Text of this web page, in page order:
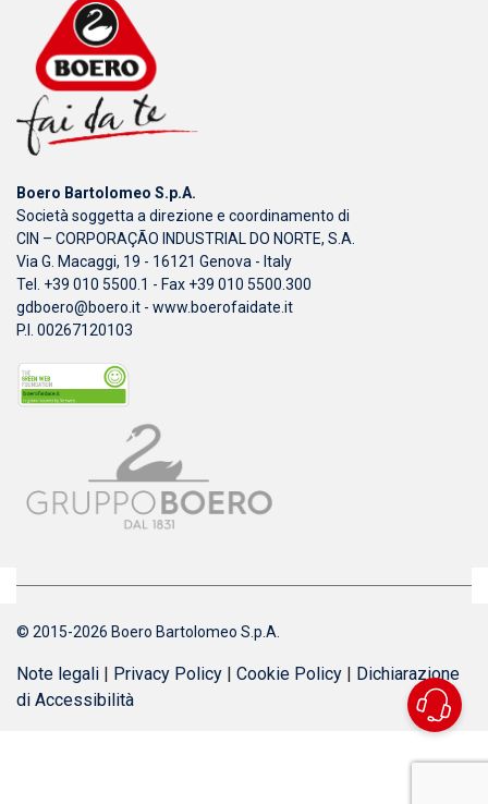
Boero Bartolomeo S.p.A.
Società soggetta a direzione e coordinamento di
CIN – CORPORAÇÃO INDUSTRIAL DO NORTE, S.A.
Via G. Macaggi, 19 - 16121 Genova - Italy
Tel. +39 010 5500.1 - Fax +39 010 5500.300
gdboero@boero.it - www.boerofaidate.it
P.I. 00267120103
© 2015-2026 Boero Bartolomeo S.p.A.
Note legali | Privacy Policy | Cookie Policy | Dichiarazione
di Accessibilità